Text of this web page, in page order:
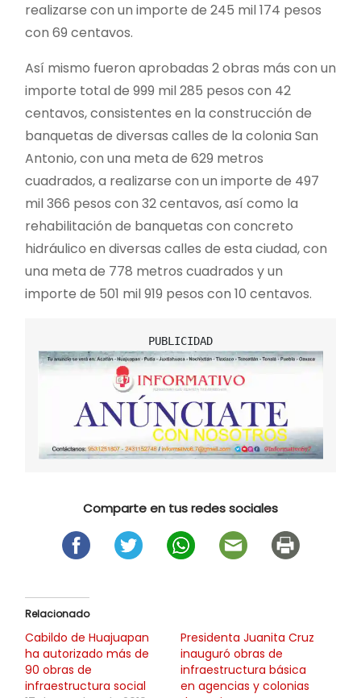
realizarse con un importe de 245 mil 174 pesos
con 69 centavos.
Así mismo fueron aprobadas 2 obras más con un
importe total de 999 mil 285 pesos con 42
centavos, consistentes en la construcción de
banquetas de diversas calles de la colonia San
Antonio, con una meta de 629 metros
cuadrados, a realizarse con un importe de 497
mil 366 pesos con 32 centavos, así como la
rehabilitación de banquetas con concreto
hidráulico en diversas calles de esta ciudad, con
una meta de 778 metros cuadrados y un
importe de 501 mil 919 pesos con 10 centavos.
Comparte en tus redes sociales
Relacionado
Cabildo de Huajuapan
ha autorizado más de
90 obras de
infraestructura social
Presidenta Juanita Cruz
inauguró obras de
infraestructura básica
en agencias y colonias